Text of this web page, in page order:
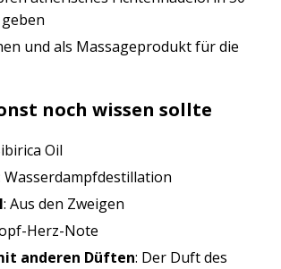
und als Massageprodukt für die
noch wissen sollte
Oil
Wasserdampfdestillation
: Aus den Zweigen
Herz-Note
anderen Düften: Der Duft des